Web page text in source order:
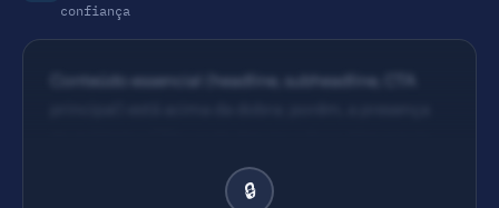
confiança
Conteúdo essencial (headline, subheadline, CTA
de informações razoável: título, benefício, CTAs,
prova social; estrutura clara, layout com elementos
🔒